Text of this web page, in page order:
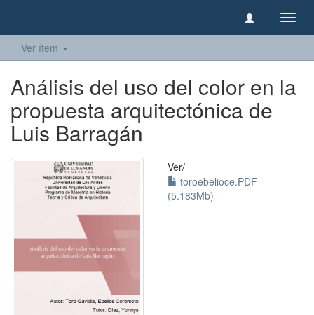
Ver ítem
Análisis del uso del color en la
propuesta arquitectónica de
Luis Barragán
Ver/
toroebelioce.PDF
(5.183Mb)